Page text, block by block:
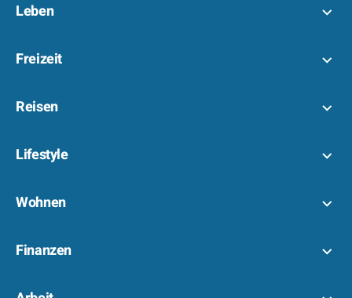
Leben
Freizeit
Reisen
Lifestyle
Wohnen
Finanzen